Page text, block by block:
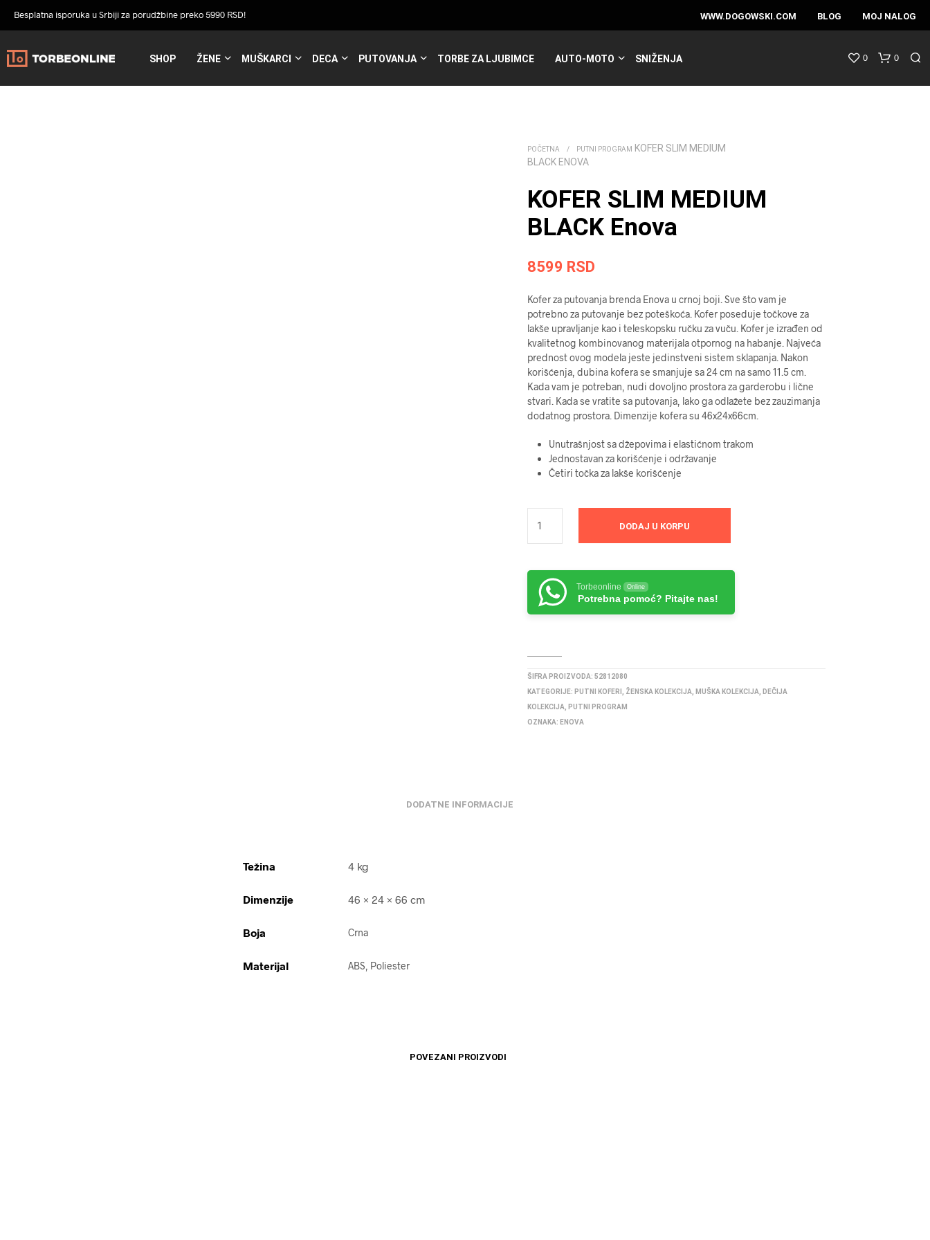
Besplatna isporuka u Srbiji za porudžbine preko 5990 RSD! WWW.DOGOWSKI.COM BLOG MOJ NALOG
SHOP ŽENE MUŠKARCI DECA PUTOVANJA TORBE ZA LJUBIMCE AUTO-MOTO SNIŽENJA 0 0
POČETNA / PUTNI PROGRAM
KOFER SLIM MEDIUM
BLACK ENOVA
KOFER SLIM MEDIUM
BLACK Enova
8599 RSD
Kofer za putovanja brenda Enova u crnoj boji. Sve što vam je
potrebno za putovanje bez poteškoća. Kofer poseduje točkove za
lakše upravljanje kao i teleskopsku ručku za vuču. Kofer je izrađen od
kvalitetnog kombinovanog materijala otpornog na habanje. Najveća
prednost ovog modela jeste jedinstveni sistem sklapanja. Nakon
korišćenja, dubina kofera se smanjuje sa 24 cm na samo 11.5 cm.
Kada vam je potreban, nudi dovoljno prostora za garderobu i lične
stvari. Kada se vratite sa putovanja, lako ga odlažete bez zauzimanja
dodatnog prostora. Dimenzije kofera su 46x24x66cm.
Unutrašnjost sa džepovima i elastićnom trakom
Jednostavan za korišćenje i održavanje
Četiri točka za lakše korišćenje
DODAJ U KORPU
Torbeonline Online
Potrebna pomoć? Pitajte nas!
ŠIFRA PROIZVODA:52812080
KATEGORIJE: PUTNI KOFERI ŽENSKA KOLEKCIJA MUŠKA KOLEKCIJA
DEČIJA
KOLEKCIJA
PUTNI PROGRAM
OZNAKA: ENOVA
DODATNE INFORMACIJE
Težina 4 kg
Dimenzije 46 × 24 × 66 cm
Boja Crna
Materijal ABS, Poliester
POVEZANI PROIZVODI